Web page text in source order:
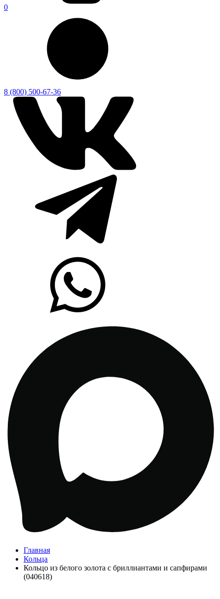
0
8 (800) 500-67-36
Главная
Кольца
Кольцо из белого золота с бриллиантами и сапфирами
(040618)